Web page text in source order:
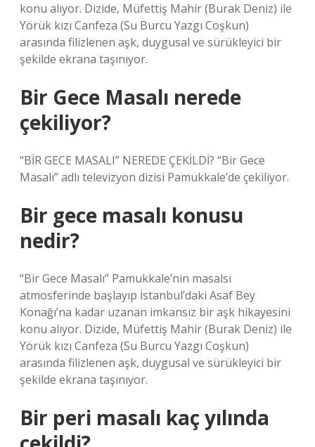
konu alıyor. Dizide, Müfettiş Mahir (Burak Deniz) ile
Yörük kızı Canfeza (Su Burcu Yazgı Coşkun)
arasında filizlenen aşk, duygusal ve sürükleyici bir
şekilde ekrana taşınıyor.
Bir Gece Masalı nerede
çekiliyor?
“BİR GECE MASALI” NEREDE ÇEKİLDİ? “Bir Gece
Masalı” adlı televizyon dizisi Pamukkale’de çekiliyor.
Bir gece masalı konusu
nedir?
“Bir Gece Masalı” Pamukkale’nin masalsı
atmosferinde başlayıp İstanbul’daki Asaf Bey
Konağı’na kadar uzanan imkansız bir aşk hikayesini
konu alıyor. Dizide, Müfettiş Mahir (Burak Deniz) ile
Yörük kızı Canfeza (Su Burcu Yazgı Coşkun)
arasında filizlenen aşk, duygusal ve sürükleyici bir
şekilde ekrana taşınıyor.
Bir peri masalı kaç yılında